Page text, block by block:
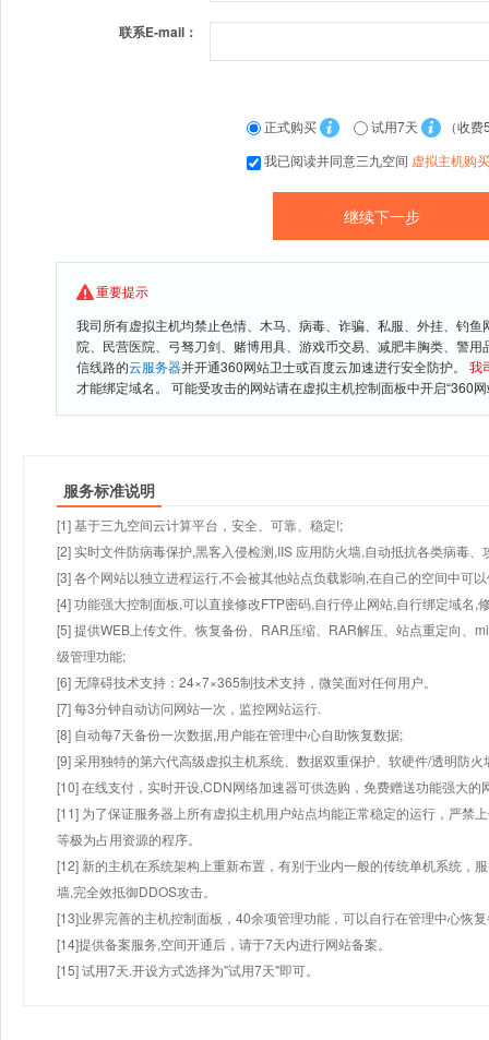
联系E-mail：
正式购买 试用7天
（收费
我已阅读并同意三九空间 虚拟主机购
重要提示
我司所有虚拟主机均禁止色情、木马、病毒、诈骗、私服、外挂、钓
院、民营医院、弓驽刀剑、赌博用具、游戏币交易、减肥丰胸类、警
信线路的云服务器并开通360网站卫士或百度云加速进行安全防护。 我
才能绑定域名。 可能受攻击的网站请在虚拟主机控制面板中开启“360
服务标准说明
[1] 基于三九空间云计算平台，安全、可靠、稳定!;
[2] 实时文件防病毒保护,黑客入侵检测,IIS 应用防火墙,自动抵抗各类病毒、
[3] 各个网站以独立进程运行,不会被其他站点负载影响,在自己的空间中可
[4] 功能强大控制面板,可以直接修改FTP密码,自行停止网站,自行绑定域名,
[5] 提供WEB上传文件、恢复备份、RAR压缩、RAR解压、站点重定向、
级管理功能;
[6] 无障碍技术支持：24×7×365制技术支持，微笑面对任何用户。
[7] 每3分钟自动访问网站一次，监控网站运行.
[8] 自动每7天备份一次数据,用户能在管理中心自助恢复数据;
[9] 采用独特的第六代高级虚拟主机系统、数据双重保护、软硬件/透明防火
[10] 在线支付，实时开设,CDN网络加速器可供选购，免费赠送功能强大
[11] 为了保证服务器上所有虚拟主机用户站点均能正常稳定的运行，严禁
等极为占用资源的程序。
[12] 新的主机在系统架构上重新布置，有别于业内一般的传统单机系统，
墙,完全效抵御DDOS攻击。
[13]业界完善的主机控制面板，40余项管理功能，可以自行在管理中心恢
[14]提供备案服务,空间开通后，请于7天内进行网站备案。
[15] 试用7天.开设方式选择为"试用7天"即可。